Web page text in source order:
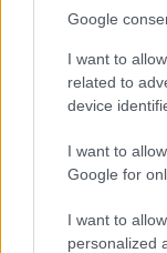
Google
I want to
related to
device
I want to
Google for
I want to
personalized
ELŐZŐ POSZT
A
újszülött
és egyetlen